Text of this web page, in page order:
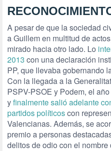
A pesar de que la sociedad
a Guillem en multitud de
mirado hacia otro lado. Lo
2013 con una declaración
PP, que llevaba gobernando
Con la llegada a la
PSPV-PSOE y Podem, el
yfinalmente salió adelante
partidos políticoscon
Valencianas. Además, se
premio a personas
delitos de odio con el